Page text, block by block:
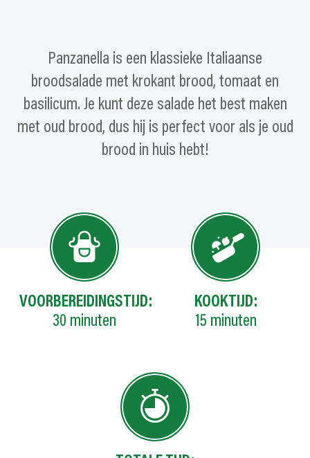
Panzanella is een klassieke Italiaanse
broodsalade met krokant brood, tomaat en
basilicum. Je kunt deze salade het best maken
met oud brood, dus hij is perfect voor als je oud
brood in huis hebt!
VOORBEREIDINGSTIJD:
30 minuten
KOOKTIJD:
15 minuten